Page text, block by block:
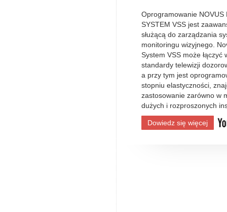
Oprogramowanie NOVUS
SYSTEM VSS jest
służącą do zarządzania
monitoringu wizyjnego.
System VSS może łączyć
standardy telewizji
a przy tym jest
stopniu elastyczności,
zastosowanie zarówno w
dużych i rozproszonych
Dowiedz się więcej